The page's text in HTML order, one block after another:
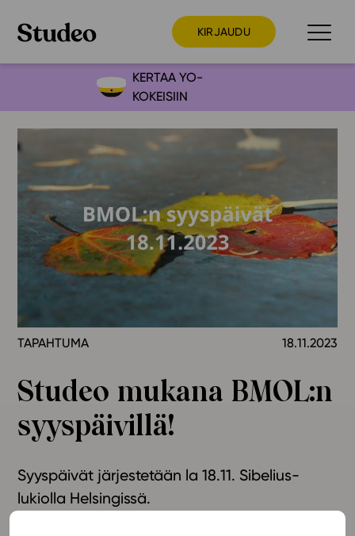
KIRJAUDU
Preppaaja
Opettaja
Opiskelija
Huoltaja
Kokeilutarjous
Ainstain
Alakoulu
Lukio
Ominaisuudet
Tapahtumakalenteri
Webinaari­tallenteet
Yhteisö
Suosittelut
Ohjekeskus
Ohjevideot
KERTAA YO-
KOKEISIIN
TAPAHTUMA 18.11.2023
Studeo mukana BMOL:n
syyspäivillä!
Syyspäivät järjestetään la 18.11. Sibelius-
lukiolla Helsingissä.